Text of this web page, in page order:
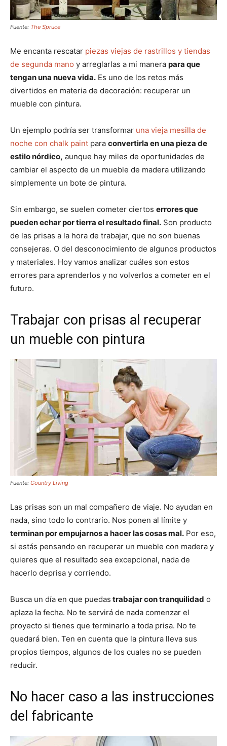
Fuente: The Spruce
Me encanta rescatar piezas viejas de rastrillos y tiendas
de segunda mano y arreglarlas a mi manera para que
tengan una nueva vida. Es uno de los retos más
divertidos en materia de decoración: recuperar un
mueble con pintura.
Un ejemplo podría ser transformar una vieja mesilla de
noche con chalk paint para convertirla en una pieza de
estilo nórdico, aunque hay miles de oportunidades de
cambiar el aspecto de un mueble de madera utilizando
simplemente un bote de pintura.
Sin embargo, se suelen cometer ciertos errores que
pueden echar por tierra el resultado final. Son producto
de las prisas a la hora de trabajar, que no son buenas
consejeras. O del desconocimiento de algunos productos
y materiales. Hoy vamos analizar cuáles son estos
errores para aprenderlos y no volverlos a cometer en el
futuro.
Trabajar con prisas al recuperar
un mueble con pintura
Fuente: Country Living
Las prisas son un mal compañero de viaje. No ayudan en
nada, sino todo lo contrario. Nos ponen al límite y
terminan por empujarnos a hacer las cosas mal. Por eso,
si estás pensando en recuperar un mueble con madera y
quieres que el resultado sea excepcional, nada de
hacerlo deprisa y corriendo.
Busca un día en que puedas trabajar con tranquilidad o
aplaza la fecha. No te servirá de nada comenzar el
proyecto si tienes que terminarlo a toda prisa. No te
quedará bien. Ten en cuenta que la pintura lleva sus
propios tiempos, algunos de los cuales no se pueden
reducir.
No hacer caso a las instrucciones
del fabricante